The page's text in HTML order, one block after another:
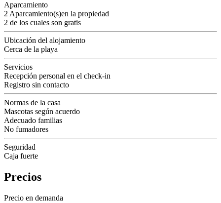
Aparcamiento
2 Aparcamiento(s)en la propiedad
2 de los cuales son gratis
Ubicación del alojamiento
Cerca de la playa
Servicios
Recepción personal en el check-in
Registro sin contacto
Normas de la casa
Mascotas según acuerdo
Adecuado familias
No fumadores
Seguridad
Caja fuerte
Precios
Precio en demanda